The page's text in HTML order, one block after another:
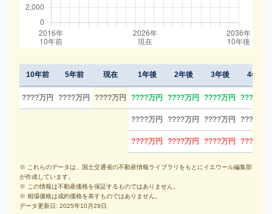
10年前 5年前 現在
????万円 ????万円 ????万円
1年後 2年後 3年後 4年後
????万円 ????万円 ????万円 ????万円
????万円 ????万円 ????万円 ????万円
????万円 ????万円 ????万円 ????万円
※ これらのデータは、国土交通省の不動産情報ライブラリをもとにイエウール編集部
が作成しています。
※ この情報は不動産価格を保証するものではありません。
※ 相場価格は成約価格を表すものではありません。
データ更新日: 2025年10月29日